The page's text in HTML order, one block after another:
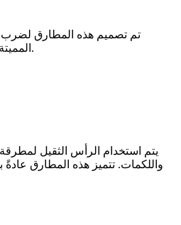
تم تصميم هذه المطارق لضرب
المميتة تعني أنها لن ترتد بعد الضرب.
يتم استخدام الرأس الثقيل لمطرقة
واللكمات. تتميز هذه المطارق